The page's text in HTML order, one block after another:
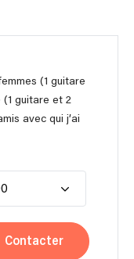
(1 guitare
(1 guitare et 2
avec qui j’ai
Contacter